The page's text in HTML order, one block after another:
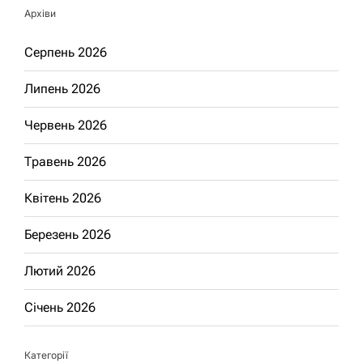
Архіви
Серпень 2026
Липень 2026
Червень 2026
Травень 2026
Квітень 2026
Березень 2026
Лютий 2026
Січень 2026
Категорії